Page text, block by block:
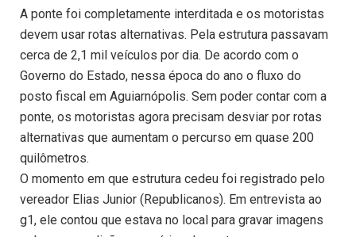
A ponte foi completamente interditada e os motoristas
devem usar rotas alternativas. Pela estrutura passavam
cerca de 2,1 mil veículos por dia. De acordo com o
Governo do Estado, nessa época do ano o fluxo do
posto fiscal em Aguiarnópolis. Sem poder contar com a
ponte, os motoristas agora precisam desviar por rotas
alternativas que aumentam o percurso em quase 200
quilômetros.
O momento em que estrutura cedeu foi registrado pelo
vereador Elias Junior (Republicanos). Em entrevista ao
g1, ele contou que estava no local para gravar imagens